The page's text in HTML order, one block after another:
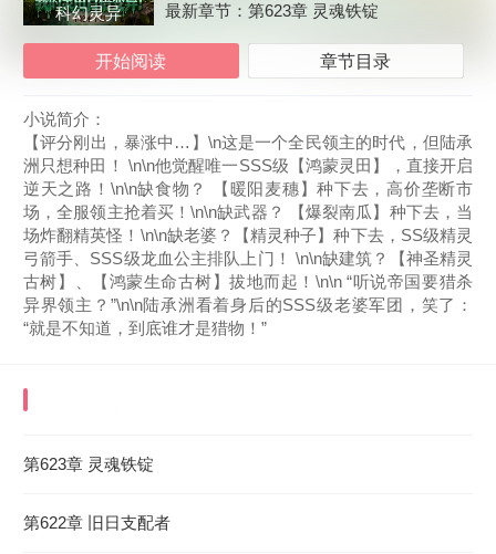
科幻灵异
最新章节：第623章 灵魂铁锭
开始阅读 章节目录
小说简介：
【评分刚出，暴涨中…】\n这是一个全民领主的时代，但陆承
洲只想种田！ \n\n他觉醒唯一SSS级【鸿蒙灵田】，直接开启
逆天之路！\n\n缺食物？ 【暖阳麦穗】种下去，高价垄断市
场，全服领主抢着买！\n\n缺武器？ 【爆裂南瓜】种下去，当
场炸翻精英怪！\n\n缺老婆？【精灵种子】种下去，SS级精灵
弓箭手、SSS级龙血公主排队上门！ \n\n缺建筑？【神圣精灵
古树】、【鸿蒙生命古树】拔地而起！\n\n “听说帝国要猎杀
异界领主？”\n\n陆承洲看着身后的SSS级老婆军团，笑了：
“就是不知道，到底谁才是猎物！”
第623章 灵魂铁锭
第622章 旧日支配者